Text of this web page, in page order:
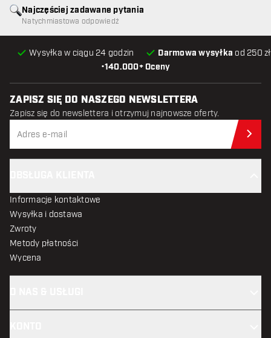
•140.000+ Oceny
Wysyłka w ciągu 24 godzin Darmowa wysyłka od 250
Najczęściej zadawane pytania
Natychmiastowa odpowiedź
ZAPISZ SIĘ DO NASZEGO NEWSLETTERA
Zapisz się do newslettera i otrzymuj najnowsze oferty.
Informacje kontaktowe
Wysyłka i dostawa
Zwroty
Metody płatności
Wycena